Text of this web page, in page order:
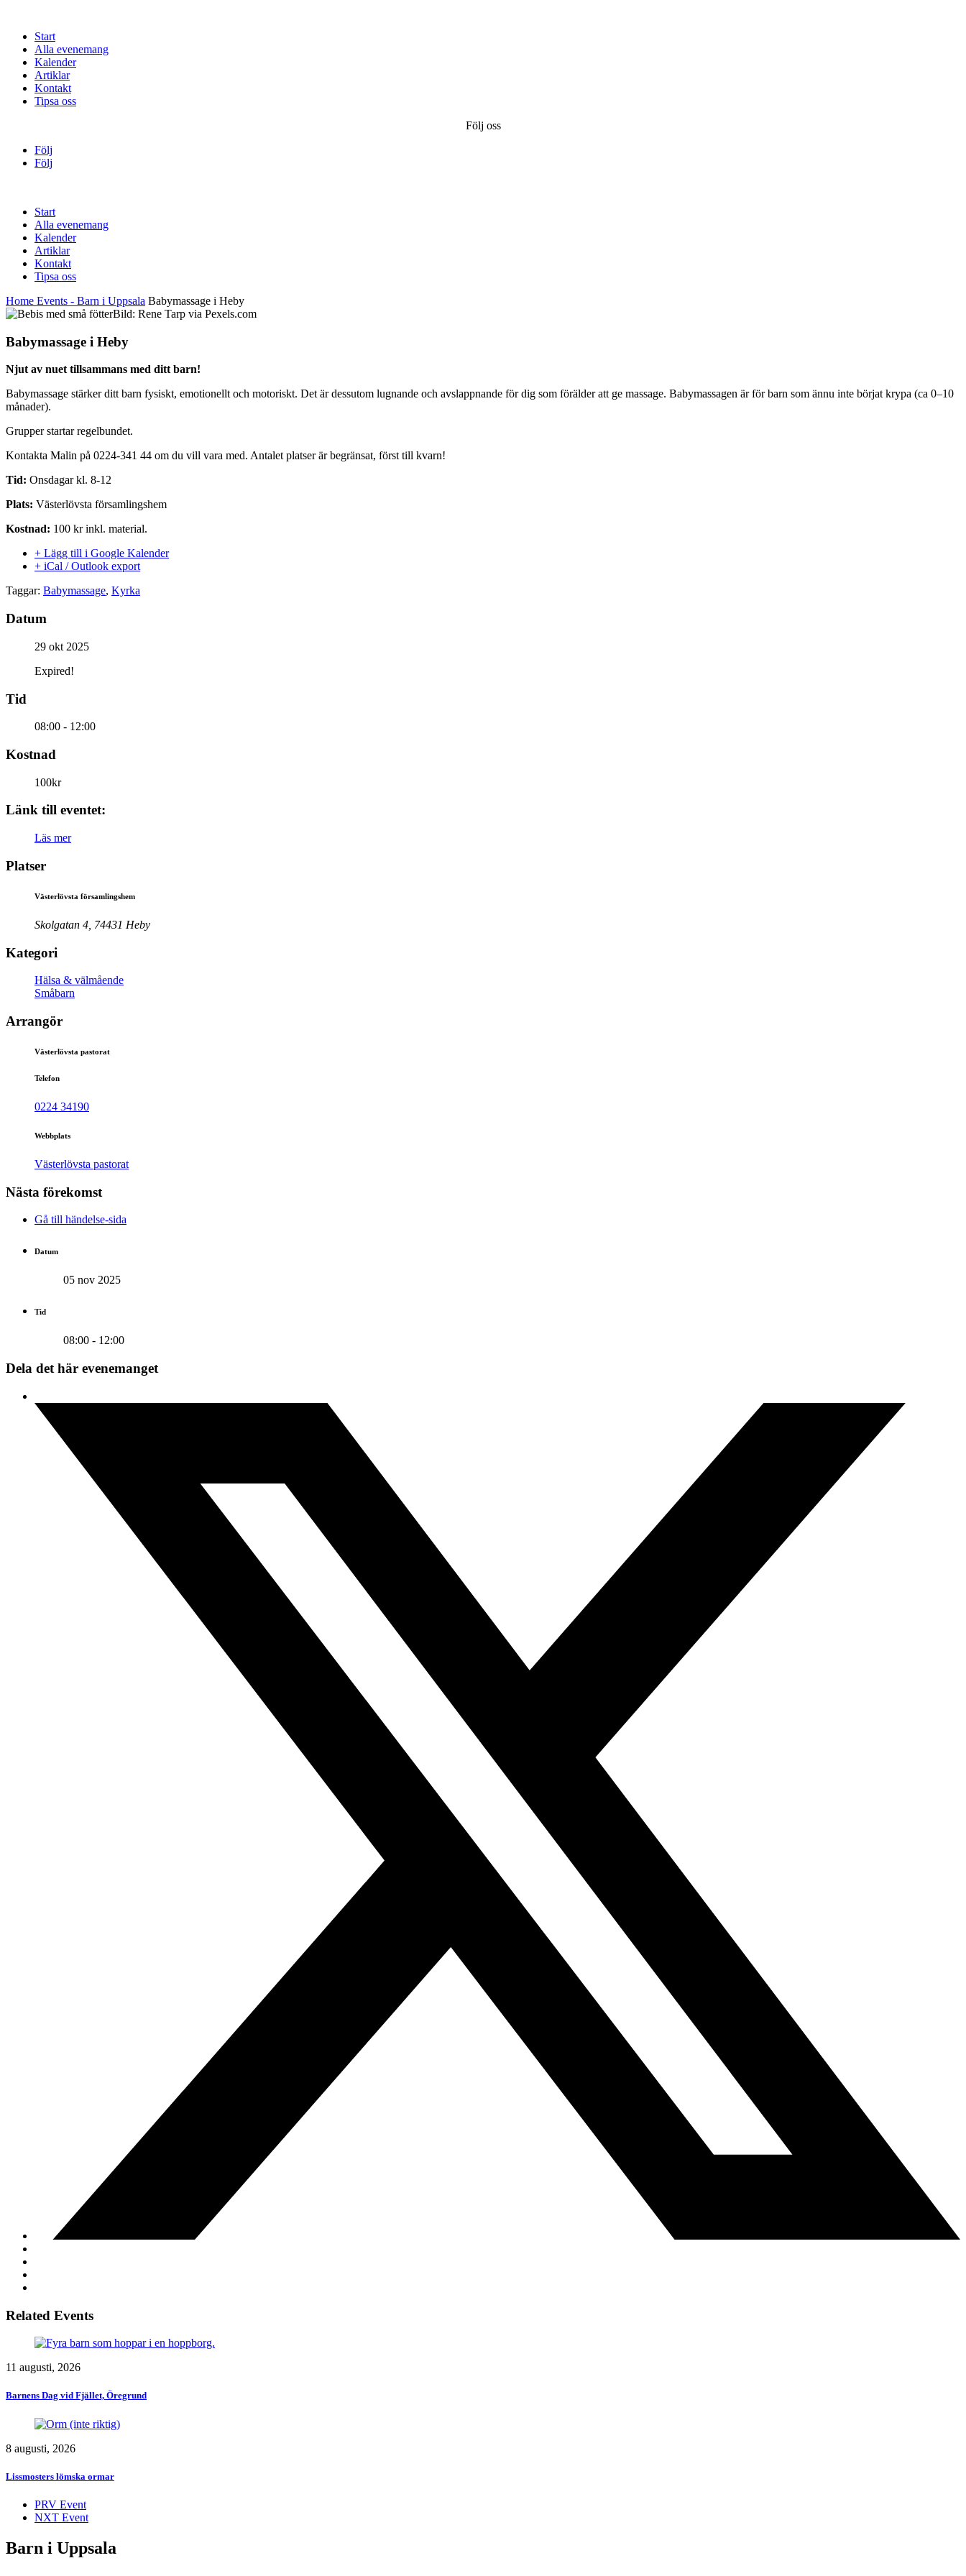
Start
Alla evenemang
Kalender
Artiklar
Kontakt
Tipsa oss
Följ oss
Följ
Följ
Start
Alla evenemang
Kalender
Artiklar
Kontakt
Tipsa oss
Home Events - Barn i Uppsala Babymassage i Heby
Bild: Rene Tarp via Pexels.com
Babymassage i Heby
Njut av nuet tillsammans med ditt barn!
Babymassage stärker ditt barn fysiskt, emotionellt och motoriskt. Det är dess­utom lugnande och avslappnande för dig som förälder att ge massage. Babymassagen är för barn som ännu inte börjat krypa (ca 0–10
månader).
Grupper startar regelbundet.
Kontakta Malin på 0224-341 44 om du vill vara med. Antalet platser är begränsat, först till kvarn!
Tid: Onsdagar kl. 8-12
Plats: Västerlövsta församlingshem
Kostnad: 100 kr inkl. material.
+ Lägg till i Google Kalender
+ iCal / Outlook export
Taggar: Babymassage, Kyrka
Datum
29 okt 2025
Expired!
Tid
08:00 - 12:00
Kostnad
100kr
Länk till eventet:
Läs mer
Platser
Västerlövsta församlingshem
Skolgatan 4, 74431 Heby
Kategori
Hälsa & välmående
Småbarn
Arrangör
Västerlövsta pastorat
Telefon
0224 34190
Webbplats
Västerlövsta pastorat
Nästa förekomst
Gå till händelse-sida
Datum
05 nov 2025
Tid
08:00 - 12:00
Dela det här evenemanget
Related Events
11 augusti, 2026
Barnens Dag vid Fjället, Öregrund
8 augusti, 2026
Lissmosters lömska ormar
PRV Event
NXT Event
Barn i Uppsala